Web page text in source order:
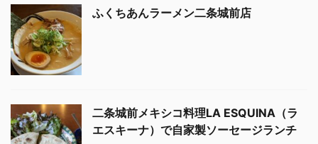
ふくちあんラーメン二条城前店
二条城前メキシコ料理LA ESQUINA（ラ
エスキーナ）で自家製ソーセージランチ